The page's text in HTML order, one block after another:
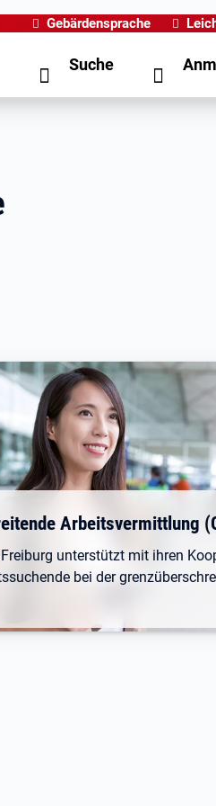
Gebärdensprache
Suche
Arbeitsvermittlung
unterstützt mit ihren
bei der